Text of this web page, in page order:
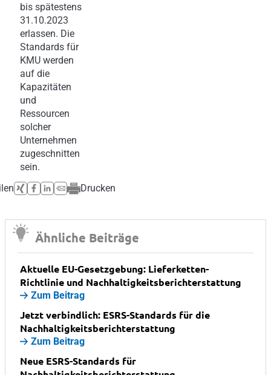
bis spätestens
31.10.2023
erlassen. Die
Standards für
KMU werden
auf die
Kapazitäten
und
Ressourcen
solcher
Unternehmen
zugeschnitten
sein.
Drucken
Ähnliche Beiträge
Aktuelle EU-Gesetzgebung: Lieferketten-
Richtlinie und Nachhaltigkeitsberichterstattung
Zum Beitrag
Jetzt verbindlich: ESRS-Standards für die
Nachhaltigkeitsberichterstattung
Zum Beitrag
Neue ESRS-Standards für